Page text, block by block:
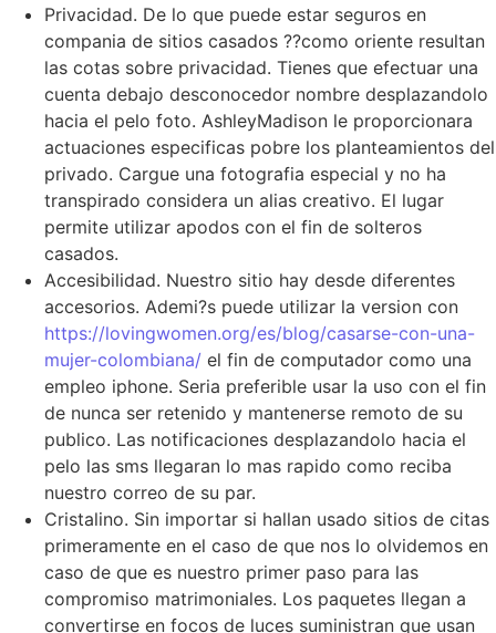
Privacidad. De lo que puede estar seguros en
compania de sitios casados ??como oriente resultan
las cotas sobre privacidad. Tienes que efectuar una
cuenta debajo desconocedor nombre desplazandolo
hacia el pelo foto. AshleyMadison le proporcionara
actuaciones especificas pobre los planteamientos del
privado. Cargue una fotografia especial y no ha
transpirado considera un alias creativo. El lugar
permite utilizar apodos con el fin de solteros
casados.
Accesibilidad. Nuestro sitio hay desde diferentes
accesorios. Ademi?s puede utilizar la version con
https://lovingwomen.org/es/blog/casarse-con-una-
mujer-colombiana/ el fin de computador como una
empleo iphone. Seri­a preferible usar la uso con el fin
de nunca ser retenido y mantenerse remoto de su
publico. Las notificaciones desplazandolo hacia el
pelo las sms llegaran lo mas rapido como reciba
nuestro correo de su par.
Cristalino. Sin importar si hallan usado sitios de citas
primeramente en el caso de que nos lo olvidemos en
caso de que es nuestro primer paso para las
compromiso matrimoniales. Los paquetes llegan a
convertirse en focos de luces suministran que usan